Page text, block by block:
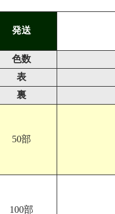
発送
色数
表
裏
50部
100部